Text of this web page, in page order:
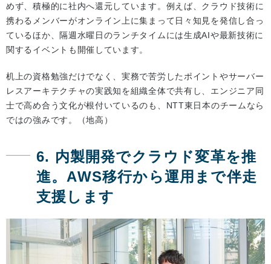
めず、積極的に社内へ還元しています。例えば、クラウド技術に
携わるメンバーがオンライン上に集まって日々知見を発信し合っ
ているほか、隔週水曜日のランチタイムには生成AIや最新技術に
関するイベントも開催しています。
机上の資格勉強だけでなく、実務で苦労したポイントやサーバー
レスアーキテクチャの実践知を組織全体で共有し、エンジニア同
士で高め合う文化が根付いているのも、NTT東日本のチームなら
ではの強みです。（地高）
6. 内製開発でクラウド変革を推
進。AWS移行から運用まで伴走
支援します